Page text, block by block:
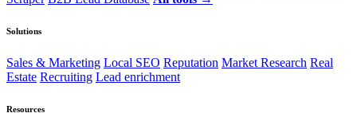
Solutions
Sales & Marketing Local SEO Reputation Market Research Real
Estate Recruiting Lead enrichment
Resources